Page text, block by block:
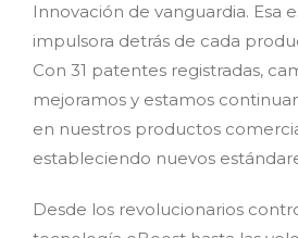
Innovación de vanguardia. Esa
impulsora detrás de cada
Con 31 patentes registradas,
mejoramos y estamos
en nuestros productos
estableciendo nuevos
Desde los revolucionarios